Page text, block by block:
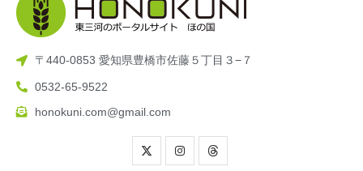
〒440-0853 愛知県豊橋市佐藤５丁目３−７
0532-65-9522
honokuni.com@gmail.com